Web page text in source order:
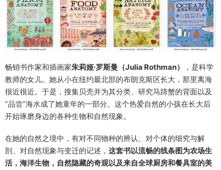
畅销书作家和插画家朱莉娅·罗斯曼（Julia Rothman）
，是科学
教师的女儿。她从小在纽约最北部的布朗克斯区长大，那里离海
很近很近。于是，搜集贝壳并为其分类、研究马蹄蟹的背面以及
“品尝”海水成了她童年的一部分。这个热爱自然的小孩在长大后
开始琢磨身边的各种生物和自然现象。
在她的自然之境中，有对不同物种的辨认、对个体的细究与解
剖、对自然现象与变迁的记述， 这套书以流畅的线条图为农场生
活，海洋生物，自然隐藏的奇观以及来自全球厨房和餐具室的美